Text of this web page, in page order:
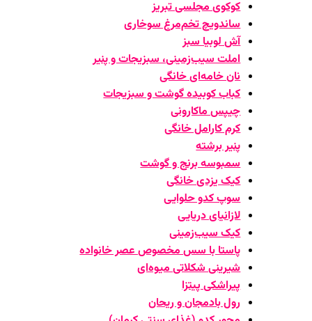
کوکوی مجلسی تبریز
ساندویچ تخم‌مرغ سوخاری
آش لوبیا سبز
املت سیب‌زمینی، سبزیجات و پنیر
نان خامه‌ای خانگی
کباب کوبیده گوشت و سبزیجات
چیپس ماکارونی
کرم کارامل خانگی
پنیر برشته
سمبوسه برنج و گوشت
کیک یزدی خانگی
سوپ کدو حلوایی
لازانیای دریایی
کیک سیب‌زمینی
پاستا با سس مخصوص عصر خانواده
شیرینی شکلاتی میوه‌ای
پیراشکی پیتزا
رول بادمجان و ریحان